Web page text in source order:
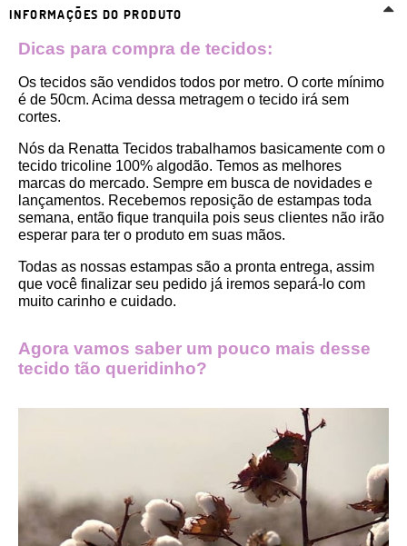
INFORMAÇÕES DO PRODUTO
Dicas para compra de tecidos:
Os tecidos são vendidos todos por metro. O corte mínimo
é de 50cm. Acima dessa metragem o tecido irá sem
cortes.
Nós da Renatta Tecidos trabalhamos basicamente com o
tecido tricoline 100% algodão. Temos as melhores
marcas do mercado. Sempre em busca de novidades e
lançamentos. Recebemos reposição de estampas toda
semana, então fique tranquila pois seus clientes não irão
esperar para ter o produto em suas mãos.
Todas as nossas estampas são a pronta entrega, assim
que você finalizar seu pedido já iremos separá-lo com
muito carinho e cuidado.
Agora vamos saber um pouco mais desse
tecido tão queridinho?